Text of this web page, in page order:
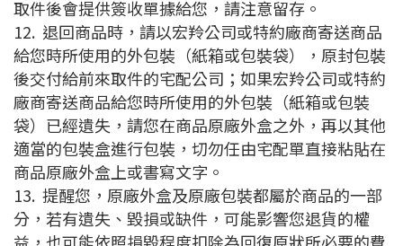
取件後會提供簽收單據給您，請注意留存。
12. 退回商品時，請以宏羚公司或特約廠商寄送商品
給您時所使用的外包裝（紙箱或包裝袋），原封包裝
後交付給前來取件的宅配公司；如果宏羚公司或特約
廠商寄送商品給您時所使用的外包裝（紙箱或包裝
袋）已經遺失，請您在商品原廠外盒之外，再以其他
適當的包裝盒進行包裝，切勿任由宅配單直接粘貼在
商品原廠外盒上或書寫文字。
13. 提醒您，原廠外盒及原廠包裝都屬於商品的一部
分，若有遺失、毀損或缺件，可能影響您退貨的權